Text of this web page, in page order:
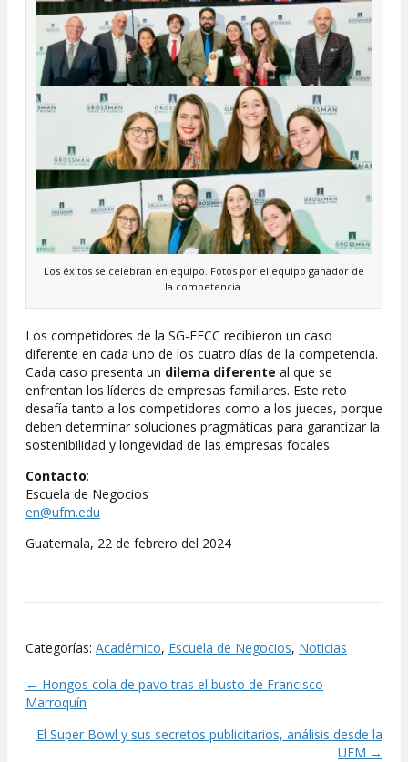
Los éxitos se celebran en equipo. Fotos por el equipo ganador de
la competencia.
Los competidores de la SG-FECC recibieron un caso
diferente en cada uno de los cuatro días de la competencia.
Cada caso presenta un dilema diferente al que se
enfrentan los líderes de empresas familiares. Este reto
desafía tanto a los competidores como a los jueces, porque
deben determinar soluciones pragmáticas para garantizar la
sostenibilidad y longevidad de las empresas focales.
Contacto:
Escuela de Negocios
en@ufm.edu
Guatemala, 22 de febrero del 2024
Categorías: Académico, Escuela de Negocios, Noticias
Posts
navigation
← Hongos cola de pavo tras el busto de Francisco
Marroquín
El Super Bowl y sus secretos publicitarios, análisis desde la
UFM →